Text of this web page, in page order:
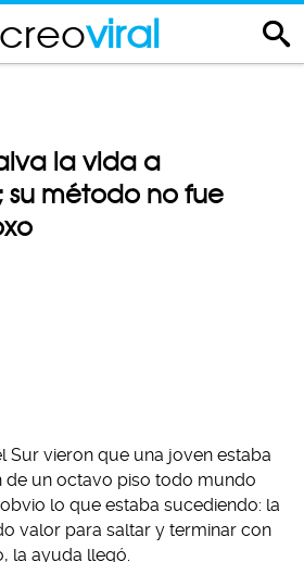
viral
la vida a
su método no fue
Sur vieron que una joven estaba
de un octavo piso todo mundo
lo que estaba sucediendo: la
valor para saltar y terminar con
la ayuda llegó.